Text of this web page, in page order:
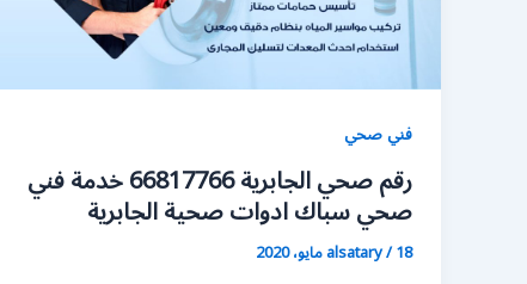
فني صحي
رقم صحي الجابرية 66817766 خدمة فني
صحي سباك ادوات صحية الجابرية
alsatary/18 مايو، 2020